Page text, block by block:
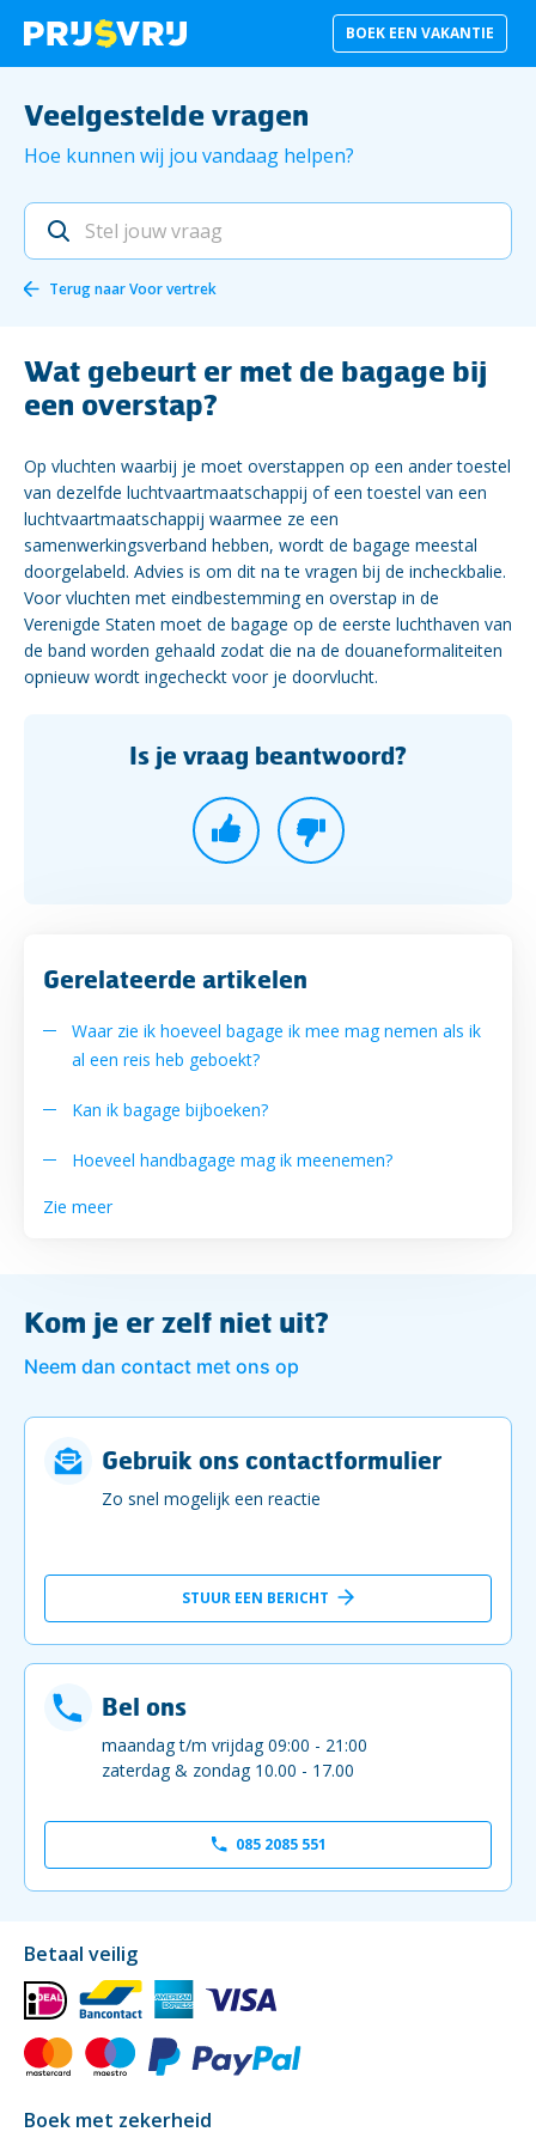
BOEK EEN VAKANTIE
Veelgestelde vragen
Hoe kunnen wij jou vandaag helpen?
Terug naarVoor vertrek
Wat gebeurt er met de bagage bij
een overstap?
Op vluchten waarbij je moet overstappen op een ander toestel
van dezelfde luchtvaartmaatschappij of een toestel van een
luchtvaartmaatschappij waarmee ze een
samenwerkingsverband hebben, wordt de bagage meestal
doorgelabeld. Advies is om dit na te vragen bij de incheckbalie.
Voor vluchten met eindbestemming en overstap in de
Verenigde Staten moet de bagage op de eerste luchthaven van
de band worden gehaald zodat die na de douaneformaliteiten
opnieuw wordt ingecheckt voor je doorvlucht.
Is je vraag beantwoord?
Gerelateerde artikelen
Waar zie ik hoeveel bagage ik mee mag nemen als ik
al een reis heb geboekt?
Kan ik bagage bijboeken?
Hoeveel handbagage mag ik meenemen?
Zie meer
Kom je er zelf niet uit?
Neem dan contact met ons op
Gebruik ons contactformulier
Zo snel mogelijk een reactie
STUUR EEN BERICHT
Bel ons
maandag t/m vrijdag 09:00 - 21:00
zaterdag & zondag 10.00 - 17.00
085 2085 551
Betaal veilig
Boek met zekerheid